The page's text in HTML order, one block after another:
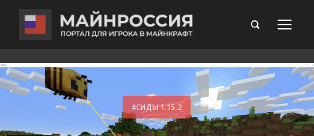
СИДЫ 1.15.2